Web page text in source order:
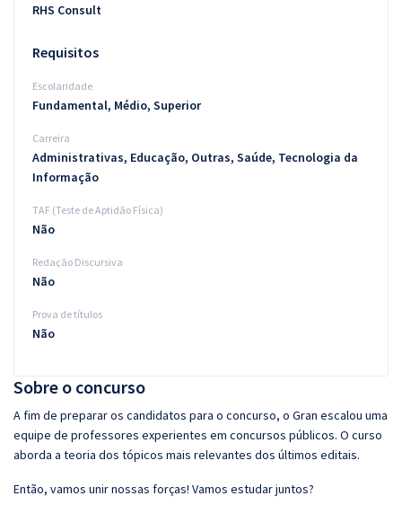
Sobre o concurso
A fim de preparar os candidatos para o concurso, o Gran escalou uma
equipe de professores experientes em concursos públicos. O curso
aborda a teoria dos tópicos mais relevantes dos últimos editais.
Então, vamos unir nossas forças! Vamos estudar juntos?
RHS Consult
Requisitos
Escolaridade
Fundamental, Médio, Superior
Carreira
Administrativas, Educação, Outras, Saúde, Tecnologia da
Informação
TAF (Teste de Aptidão Física)
Não
Redação Discursiva
Não
Prova de títulos
Não